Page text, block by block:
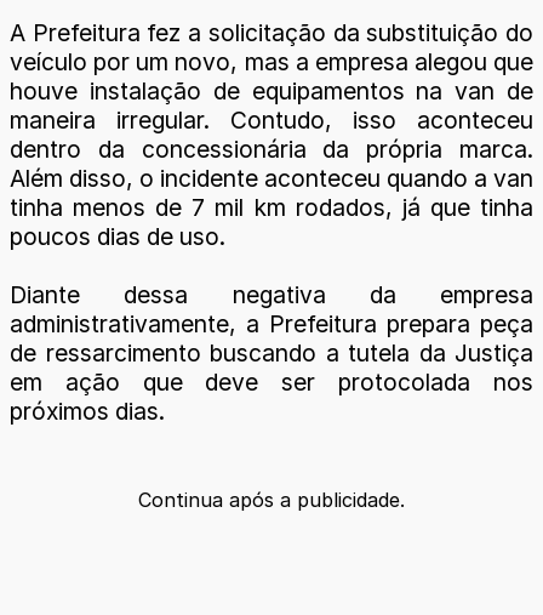
A Prefeitura fez a solicitação da substituição do
veículo por um novo, mas a empresa alegou que
houve instalação de equipamentos na van de
maneira irregular. Contudo, isso aconteceu
dentro da concessionária da própria marca.
Além disso, o incidente aconteceu quando a van
tinha menos de 7 mil km rodados, já que tinha
poucos dias de uso.
Diante dessa negativa da empresa
administrativamente, a Prefeitura prepara peça
de ressarcimento buscando a tutela da Justiça
em ação que deve ser protocolada nos
próximos dias.
Continua após a publicidade.